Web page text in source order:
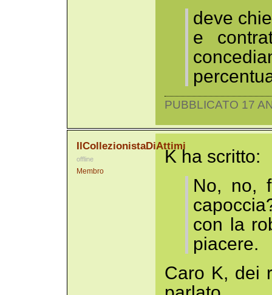
deve
e
PUBBLICATO 17
IlCollezionistaDiAttimi
offline
Membro
K ha scritto:
No, no,
con la
piacere.
Caro K, dei